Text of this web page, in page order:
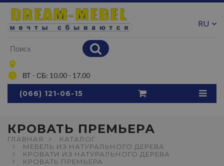
ВТ - СБ: 10.00 - 17.00
RU
(066) 121-06-15
КРОВАТЬ ПРЕМЬЕРА
ГЛАВНАЯ
КАТАЛОГ
МЕБЕЛЬ ИЗ НАТУРАЛЬНОГО ДЕРЕВА
КРОВАТИ ИЗ НАТУРАЛЬНОГО ДЕРЕВА
КРОВАТЬ ПРЕМЬЕРА